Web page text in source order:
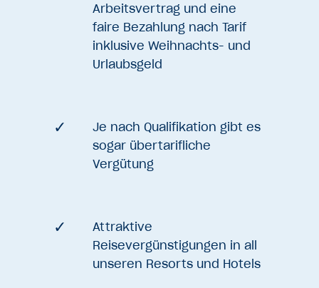
Arbeitsvertrag und eine
faire Bezahlung nach Tarif
inklusive Weihnachts- und
Urlaubsgeld
Je nach Qualifikation gibt es
sogar übertarifliche
Vergütung
Attraktive
Reisevergünstigungen in all
unseren Resorts und Hotels